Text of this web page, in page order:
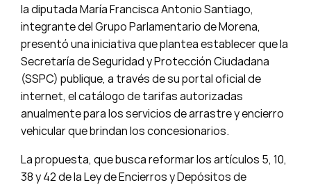
la diputada María Francisca Antonio Santiago,
integrante del Grupo Parlamentario de Morena,
presentó una iniciativa que plantea establecer que la
Secretaría de Seguridad y Protección Ciudadana
(SSPC) publique, a través de su portal oficial de
internet, el catálogo de tarifas autorizadas
anualmente para los servicios de arrastre y encierro
vehicular que brindan los concesionarios.
La propuesta, que busca reformar los artículos 5, 10,
38 y 42 de la Ley de Encierros y Depósitos de